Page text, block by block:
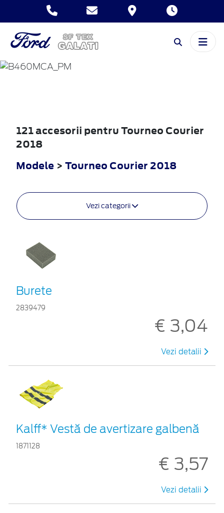
TOURNEO
COURIER
121 accesorii pentru Tourneo Courier
2018
Modele > Tourneo Courier 2018
Vezi categorii
Burete
2839479
€ 3,04
Vezi detalii
Kalff* Vestă de avertizare galbenă
1871128
€ 3,57
Vezi detalii